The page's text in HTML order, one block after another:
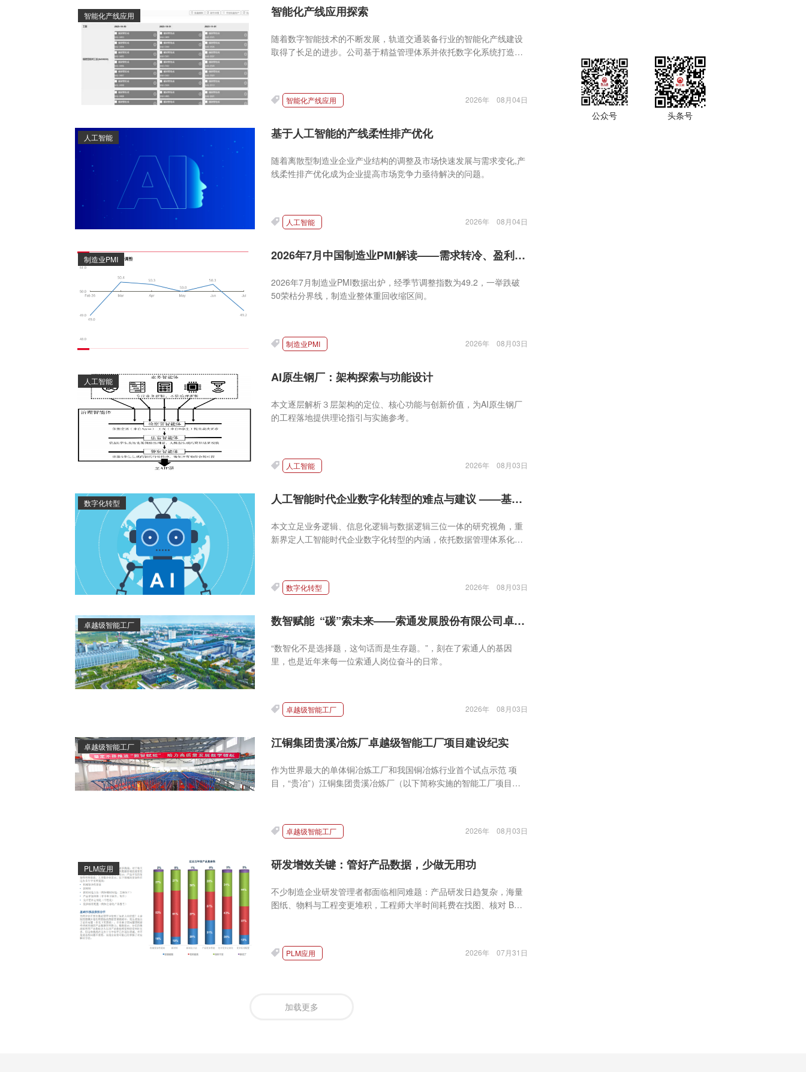
智能化产线应用 智能化产线应用探索
随着数字智能技术的不断发展，轨道交通装备行业的智能化产线建设
取得了长足的进步。公司基于精益管理体系并依托数字化系统打造的
智能化产线应用 2026年 08月04日
人工智能 基于人工智能的产线柔性排产优化
随着离散型制造业企业产业结构的调整及市场快速发展与需求变化,产
线柔性排产优化成为企业提高市场竞争力亟待解决的问题。
人工智能 2026年 08月04日
制造业PMI 2026年7月中国制造业PMI解读——需求转冷、盈利承压、大小企业全线走弱
2026年7月制造业PMI数据出炉，经季节调整指数为49.2，一举跌破
50荣枯分界线，制造业整体重回收缩区间。
制造业PMI 2026年 08月03日
人工智能 AI原生钢厂：架构探索与功能设计
本文逐层解析３层架构的定位、核心功能与创新价值，为AI原生钢厂
的工程落地提供理论指引与实施参考。
人工智能 2026年 08月03日
数字化转型 人工智能时代企业数字化转型的难点与建议 ——基于35家企业深度调研
本文立足业务逻辑、信息化逻辑与数据逻辑三位一体的研究视角，重
新界定人工智能时代企业数字化转型的内涵，依托数据管理体系化、
建议，为各行业企业深化数智融合、摆脱转型困境提供理论参考与实
践借鉴。
数字化转型 2026年 08月03日
卓越级智能工厂 数智赋能 “碳”索未来——索通发展股份有限公司卓越级智能工厂炼成记
“数智化不是选择题，这句话而是生存题。”，刻在了索通人的基因
里，也是近年来每一位索通人岗位奋斗的日常。
卓越级智能工厂 2026年 08月03日
卓越级智能工厂 江铜集团贵溪冶炼厂卓越级智能工厂项目建设纪实
作为世界最大的单体铜冶炼工厂和我国铜冶炼行业首个试点示范 项
目，“贵冶”）江铜集团贵溪冶炼厂（以下简称实施的智能工厂项目建
卓越级智能工厂 2026年 08月03日
PLM应用 研发增效关键：管好产品数据，少做无用功
不少制造企业研发管理者都面临相同难题：产品研发日趋复杂，海量
图纸、物料与工程变更堆积，工程师大半时间耗费在找图、核对 BOM
PLM应用 2026年 07月31日
公众号 头条号